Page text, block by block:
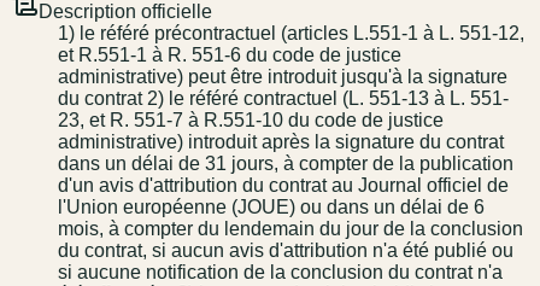
Description officielle
1) le référé précontractuel (articles L.551-1 à L. 551-12,
et R.551-1 à R. 551-6 du code de justice
administrative) peut être introduit jusqu'à la signature
du contrat 2) le référé contractuel (L. 551-13 à L. 551-
23, et R. 551-7 à R.551-10 du code de justice
administrative) introduit après la signature du contrat
dans un délai de 31 jours, à compter de la publication
d'un avis d'attribution du contrat au Journal officiel de
l'Union européenne (JOUE) ou dans un délai de 6
mois, à compter du lendemain du jour de la conclusion
du contrat, si aucun avis d'attribution n'a été publié ou
si aucune notification de la conclusion du contrat n'a